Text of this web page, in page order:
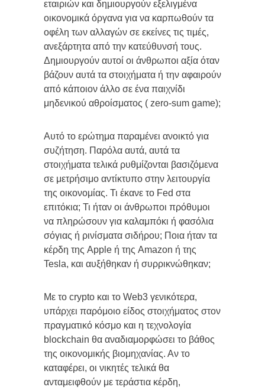
εταιριών και δημιουργούν εξελιγμένα
οικονομικά όργανα για να καρπωθούν τα
οφέλη των αλλαγών σε εκείνες τις τιμές,
ανεξάρτητα από την κατεύθυνσή τους.
Δημιουργούν αυτοί οι άνθρωποι αξία όταν
βάζουν αυτά τα στοιχήματα ή την αφαιρούν
από κάποιον άλλο σε ένα παιχνίδι
μηδενικού αθροίσματος ( zero-sum game);
Αυτό το ερώτημα παραμένει ανοικτό για
συζήτηση. Παρόλα αυτά, αυτά τα
στοιχήματα τελικά ρυθμίζονται βασιζόμενα
σε μετρήσιμο αντίκτυπο στην λειτουργία
της οικονομίας. Τι έκανε το Fed στα
επιτόκια; Τι ήταν οι άνθρωποι πρόθυμοι
να πληρώσουν για καλαμπόκι ή φασόλια
σόγιας ή ρινίσματα σιδήρου; Ποια ήταν τα
κέρδη της Apple ή της Amazon ή της
Tesla, και αυξήθηκαν ή συρρικνώθηκαν;
Με το crypto και το Web3 γενικότερα,
υπάρχει παρόμοιο είδος στοιχήματος στον
πραγματικό κόσμο και η τεχνολογία
blockchain θα αναδιαμορφώσει το βάθος
της οικονομικής βιομηχανίας. Αν το
καταφέρει, οι νικητές τελικά θα
ανταμειφθούν με τεράστια κέρδη,